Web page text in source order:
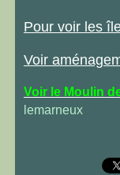
Pour voir les
Voir
Voir le Moulin
lemarneux